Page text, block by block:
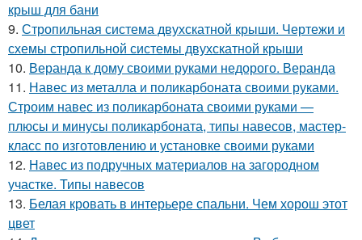
крыш для бани
9. Стропильная система двухскатной крыши. Чертежи и
схемы стропильной системы двухскатной крыши
10. Веранда к дому своими руками недорого. Веранда
11. Навес из металла и поликарбоната своими руками.
Строим навес из поликарбоната своими руками —
плюсы и минусы поликарбоната, типы навесов, мастер-
класс по изготовлению и установке своими руками
12. Навес из подручных материалов на загородном
участке. Типы навесов
13. Белая кровать в интерьере спальни. Чем хорош этот
цвет